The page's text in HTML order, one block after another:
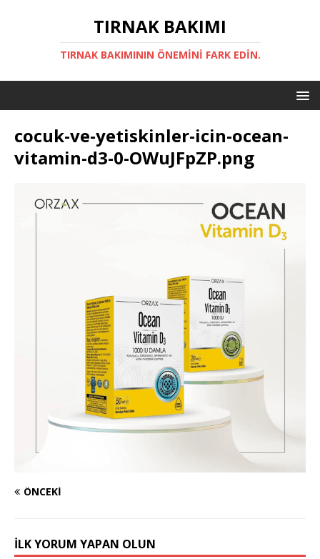
TIRNAK BAKIMI
TIRNAK BAKIMININ ÖNEMINI FARK EDIN.
cocuk-ve-yetiskinler-icin-ocean-
vitamin-d3-0-OWuJFpZP.png
ÖNCEKI
İLK YORUM YAPAN OLUN